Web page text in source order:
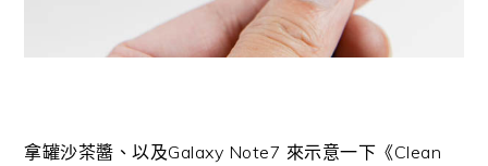
拿罐沙茶醬、以及Galaxy Note7 來示意一下《Clean